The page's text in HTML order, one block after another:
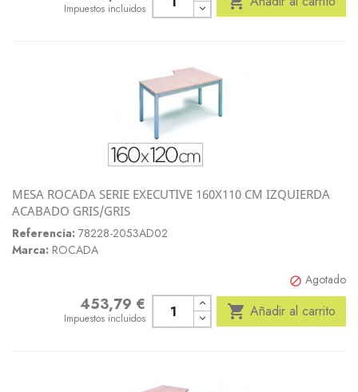
Impuestos incluidos
MESA ROCADA SERIE EXECUTIVE 160X110 CM IZQUIERDA
ACABADO GRIS/GRIS
Referencia: 78228-2053AD02
Marca: ROCADA
 Agotado
Precio
453,79 €
Impuestos incluidos  Añadir al carrito